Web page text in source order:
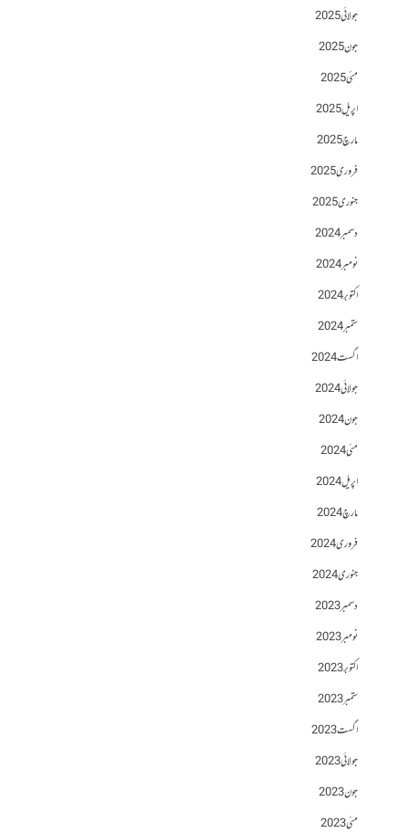
جولائی 2025
جون 2025
مئی 2025
اپریل 2025
مارچ 2025
فروری 2025
جنوری 2025
دسمبر 2024
نومبر 2024
اکتوبر 2024
ستمبر 2024
اگست 2024
جولائی 2024
جون 2024
مئی 2024
اپریل 2024
مارچ 2024
فروری 2024
جنوری 2024
دسمبر 2023
نومبر 2023
اکتوبر 2023
ستمبر 2023
اگست 2023
جولائی 2023
جون 2023
مئی 2023